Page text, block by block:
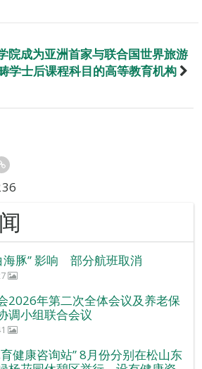
院成为亚洲首家与联合国世界旅游
学士后课程科目的高等教育机构
海豚” 影响 部分航班取消
2026年第二次全体会议及养老保
调小组联合会议
健康咨询站” 8月份分别在松山东